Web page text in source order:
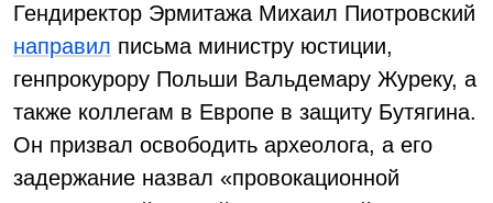
Гендиректор Эрмитажа Михаил Пиотровский
направил письма министру юстиции,
генпрокурору Польши Вальдемару Журеку, а
также коллегам в Европе в защиту Бутягина.
Он призвал освободить археолога, а его
задержание назвал «провокационной